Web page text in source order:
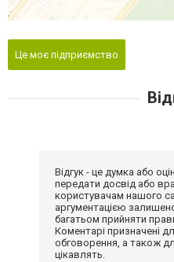
Це моє підприємство
Відгук - це думка або
передати досвід або
користувачам нашого
аргументацією
багатьом прийняти
Коментарі призначені
обговорення, а також
цікавлять.